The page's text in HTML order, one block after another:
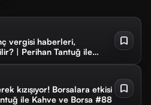
vergisi haberleri,
| Perihan Tantuğ ile
kızışıyor! Borsalara etkisi
ile Kahve ve Borsa #88